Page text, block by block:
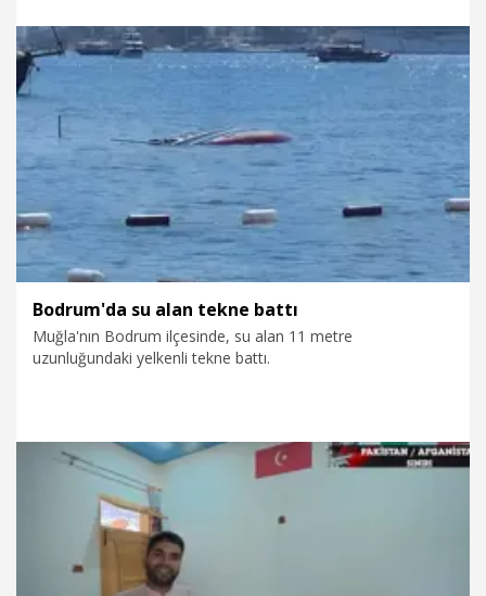
Koordinatörü Hüseyin Yavuztürk’ün üst üste üçüncü kez
listeye girdiği bildirildi.
4.08.2026 Ekonomi
Bodrum'da su alan tekne battı
Muğla'nın Bodrum ilçesinde, su alan 11 metre
uzunluğundaki yelkenli tekne battı.
Gündem